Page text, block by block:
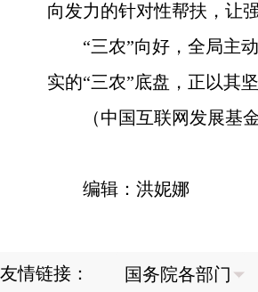
向发力的针对性帮扶，让
“三农”向好，全局主
实的“三农”底盘，正以其
（中国互联网发展基
编辑：洪妮娜
友情链接：